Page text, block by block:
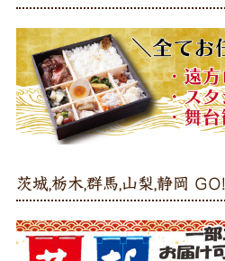
茨城,栃木,群馬,山梨,静岡 GO!